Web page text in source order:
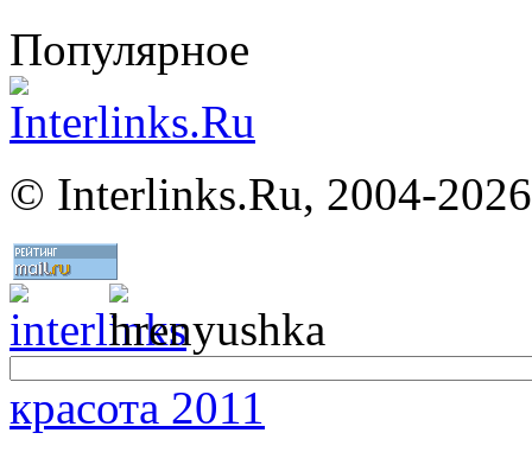
Популярное
© Interlinks.Ru, 2004-2026
красота 2011